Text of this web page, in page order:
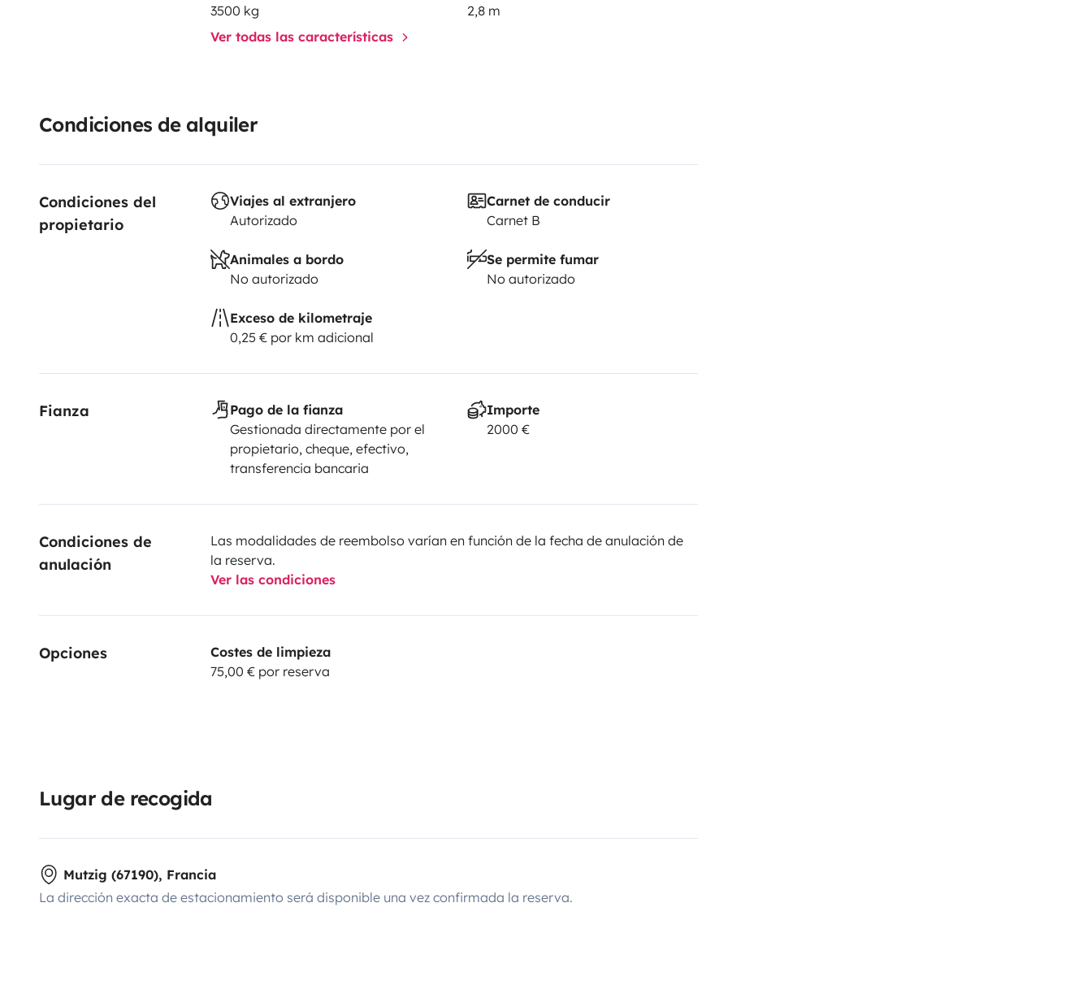
3500 kg
2,8 m
Ver todas las características
Condiciones de alquiler
Condiciones del
propietario
Viajes al extranjero
Autorizado
Carnet de conducir
Carnet B
Animales a bordo
No autorizado
Se permite fumar
No autorizado
Exceso de kilometraje
0,25 € por km adicional
Fianza
Pago de la fianza
Gestionada directamente por el
propietario, cheque, efectivo,
transferencia bancaria
Importe
2000 €
Condiciones de
anulación
Las modalidades de reembolso varían en función de la fecha de anulación de
la reserva.
Ver las condiciones
Opciones
Costes de limpieza
75,00 € por reserva
Lugar de recogida
Mutzig (67190), Francia
La dirección exacta de estacionamiento será disponible una vez confirmada la reserva.